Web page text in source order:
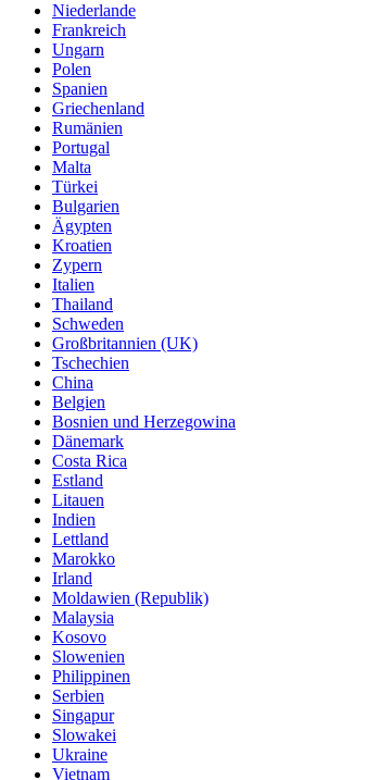
Niederlande
Frankreich
Ungarn
Polen
Spanien
Griechenland
Rumänien
Portugal
Malta
Türkei
Bulgarien
Ägypten
Kroatien
Zypern
Italien
Thailand
Schweden
Großbritannien (UK)
Tschechien
China
Belgien
Bosnien und Herzegowina
Dänemark
Costa Rica
Estland
Litauen
Indien
Lettland
Marokko
Irland
Moldawien (Republik)
Malaysia
Kosovo
Slowenien
Philippinen
Serbien
Singapur
Slowakei
Ukraine
Vietnam